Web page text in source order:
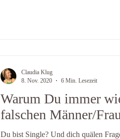
Warum Du immer
falschen Männer/
Du bist Single? Und dich quälen
Claudia Klug
8. Nov. 2020
6 Min. Lesezeit